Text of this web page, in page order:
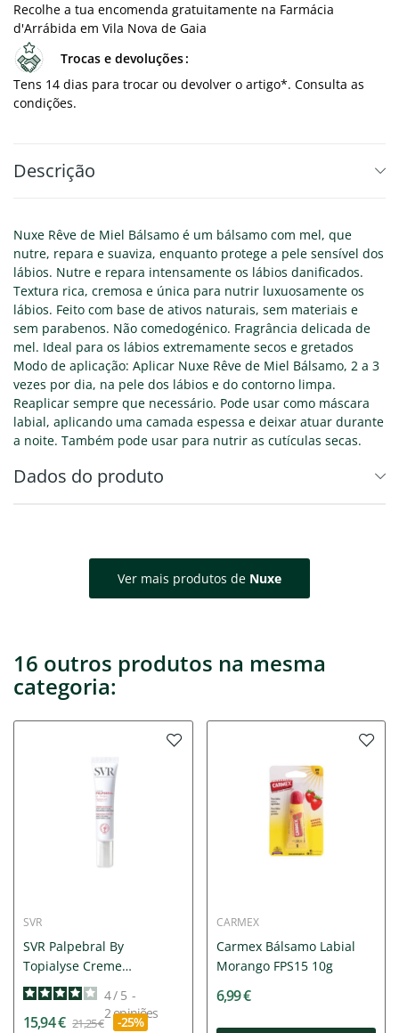
Recolhe a tua encomenda gratuitamente na Farmácia
d'Arrábida em Vila Nova de Gaia
Trocas e devoluções
Tens 14 dias para trocar ou devolver o artigo*. Consulta as
condições.
Descrição
Nuxe Rêve de Miel Bálsamo é um bálsamo com mel, que
nutre, repara e suaviza, enquanto protege a pele sensível dos
lábios. Nutre e repara intensamente os lábios danificados.
Textura rica, cremosa e única para nutrir luxuosamente os
lábios. Feito com base de ativos naturais, sem materiais e
sem parabenos. Não comedogénico. Fragrância delicada de
mel. Ideal para os lábios extremamente secos e gretados
Modo de aplicação: Aplicar Nuxe Rêve de Miel Bálsamo, 2 a 3
vezes por dia, na pele dos lábios e do contorno limpa.
Reaplicar sempre que necessário. Pode usar como máscara
labial, aplicando uma camada espessa e deixar atuar durante
a noite. Também pode usar para nutrir as cutículas secas.
Dados do produto
Ver mais produtos de Nuxe
16 outros produtos na mesma
categoria:
SVR
SVR Palpebral By
Topialyse Creme
Pálpebras 15ml
4/ 5 -
2opiniões
15,94 € 21,25 € -25%
CARMEX
Carmex Bálsamo Labial
Morango FPS15 10g
6,99 €